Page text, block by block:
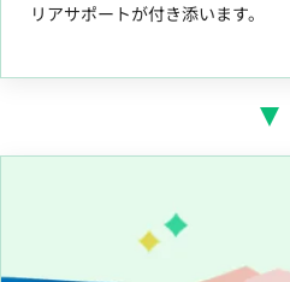
リアサポートが付き添います。